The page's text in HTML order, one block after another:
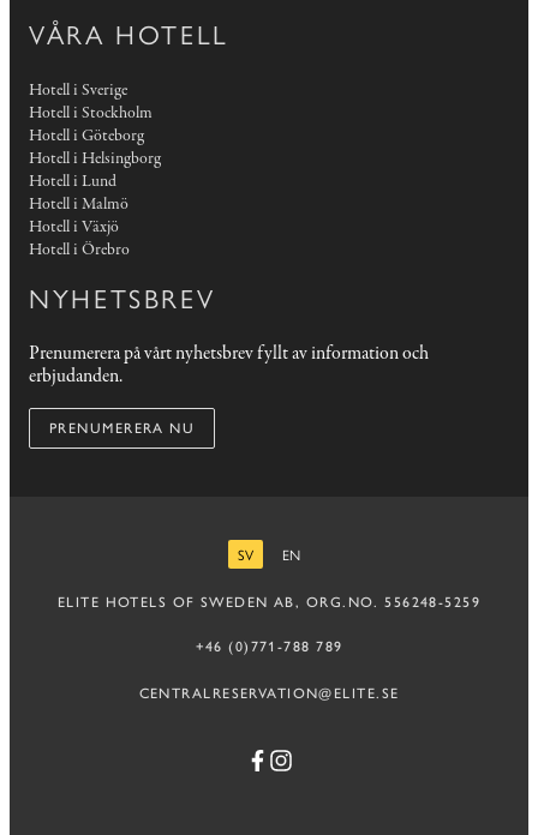
VÅRA HOTELL
Hotell i Sverige
Hotell i Stockholm
Hotell i Göteborg
Hotell i Helsingborg
Hotell i Lund
Hotell i Malmö
Hotell i Växjö
Hotell i Örebro
NYHETSBREV
Prenumerera på vårt nyhetsbrev fyllt av information och
erbjudanden.
PRENUMERERA NU
SV
EN
ELITE HOTELS OF SWEDEN AB, ORG.NO. 556248-5259
+46 (0)771-788 789
CENTRALRESERVATION@ELITE.SE